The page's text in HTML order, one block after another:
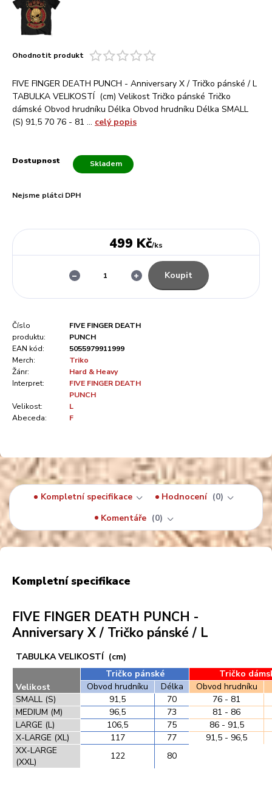
Ohodnotit produkt
FIVE FINGER DEATH PUNCH - Anniversary X / Tričko pánské / L
TABULKA VELIKOSTÍ (cm) Velikost Tričko pánské Tričko
dámské Obvod hrudníku Délka Obvod hrudníku Délka SMALL
(S) 91,5 70 76 - 81 ... celý popis
Dostupnost Skladem
Nejsme plátci DPH
499 Kč/ks
Koupit
Číslo
produktu:
FIVE FINGER DEATH
PUNCH
EAN kód:
5055979911999
Merch:
Triko
Žánr:
Hard & Heavy
Interpret:
FIVE FINGER DEATH
PUNCH
Velikost:
L
Abeceda:
F
Kompletní specifikace Hodnocení
0
Komentáře
0
Kompletní specifikace
FIVE FINGER DEATH PUNCH -
Anniversary X / Tričko pánské / L
TABULKA VELIKOSTÍ (cm)
Velikost
Tričko pánské
Tričko
Obvod hrudníku
Délka
Obvod hrudníku
SMALL (S)
91,5 70
76 - 81
MEDIUM (M)
96,5 73
81 - 86
LARGE (L)
106,5 75
86 - 91,5
X-LARGE (XL)
117 77
91,5 - 96,5
XX-LARGE
(XXL)
122 80